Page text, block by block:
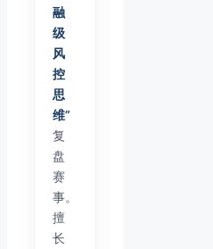
融
级
风
控
思
维”
复
盘
赛
事。
擅
长